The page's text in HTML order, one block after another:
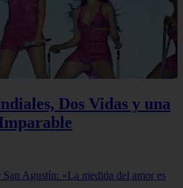
Dos Vidas y una